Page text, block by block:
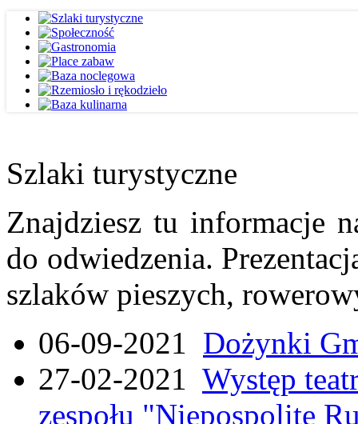
Szlaki turystyczne
Znajdziesz tu informacje
do odwiedzenia.
szlaków pieszych,
06-09-2021 Dożynki
27-02-2021 Występ
zespołu "Niepospolite